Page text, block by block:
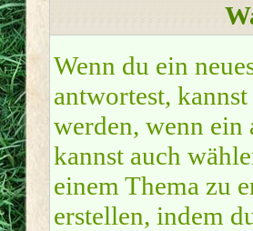
Wenn du ein
antwortest,
werden, wenn ein
kannst auch
einem Thema zu
erstellen, indem